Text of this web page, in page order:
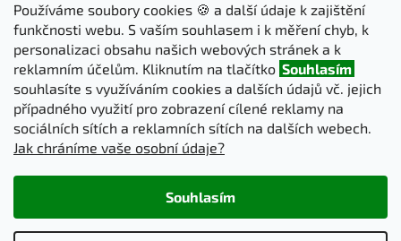
Používáme soubory cookies 🍪 a další údaje k zajištění
funkčnosti webu. S vaším souhlasem i k měření chyb, k
personalizaci obsahu našich webových stránek a k
reklamním účelům. Kliknutím na tlačítko Souhlasím
souhlasíte s využíváním cookies a dalších údajů vč. jejich
případného využití pro zobrazení cílené reklamy na
sociálních sítích a reklamních sítích na dalších webech.
Jak chráníme vaše osobní údaje?
Souhlasím
Odebírat newsletter
Vložte svůj e-mail a my vám budeme zasílat informace o nových
produktech na našem e-shopu.
E-mail
PŘIHLÁSIT SE